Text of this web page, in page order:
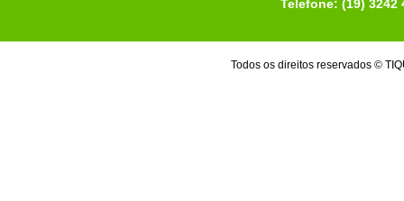
Telefone: (19) 3242
Todos os direitos reservados ©